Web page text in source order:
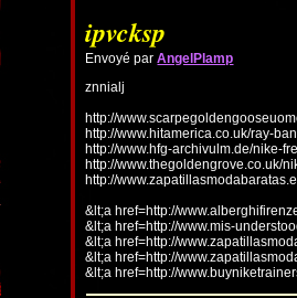
ipvcksp
Envoyé parAngelPlamp
znnialj
http://
http://www.hitamerica.co.uk/ray-
http://www.hfg-archivulm.de/nike-
http://www.thegoldengrove.co.uk/
http://
&lt;a href=http://
&lt;a href=http://www.mis-
&lt;a href=http://
&lt;a href=http://
&lt;a href=http://